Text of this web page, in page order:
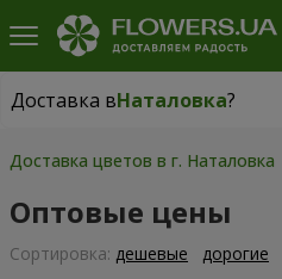
Доставка вНаталовка?
Доставка вНаталовка|
Доставка цветов в г. Наталовка
Оптовые цены
Cортировка: дешевые дорогие